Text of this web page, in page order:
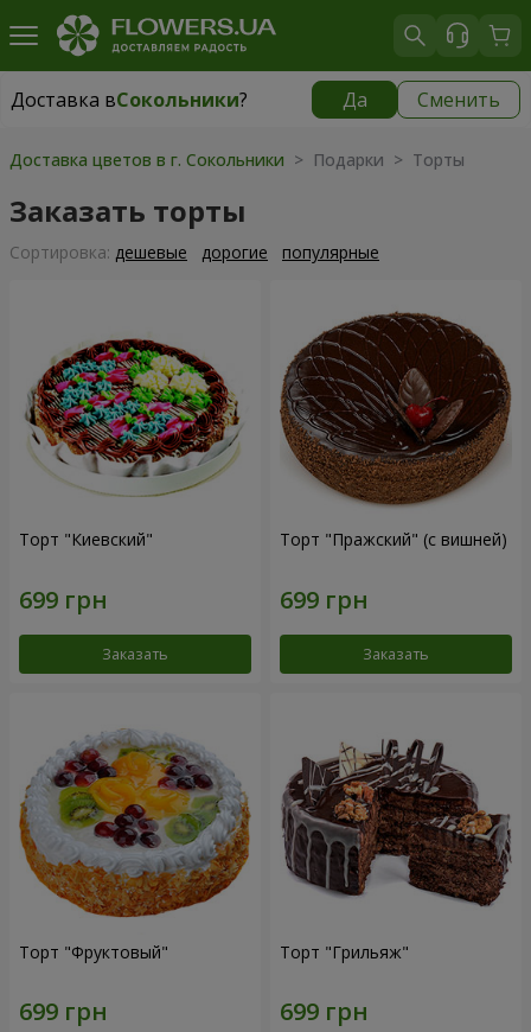
Доставка вСокольники? Да Сменить
Доставка вСокольники|
Доставка цветов в г. Сокольники > Подарки > Торты
Заказать торты
Cортировка: дешевые дорогие популярные
Торт "Киевский"
Заказать
Торт "Пражский" (с вишней)
Заказать
Торт "Фруктовый" Торт "Грильяж"